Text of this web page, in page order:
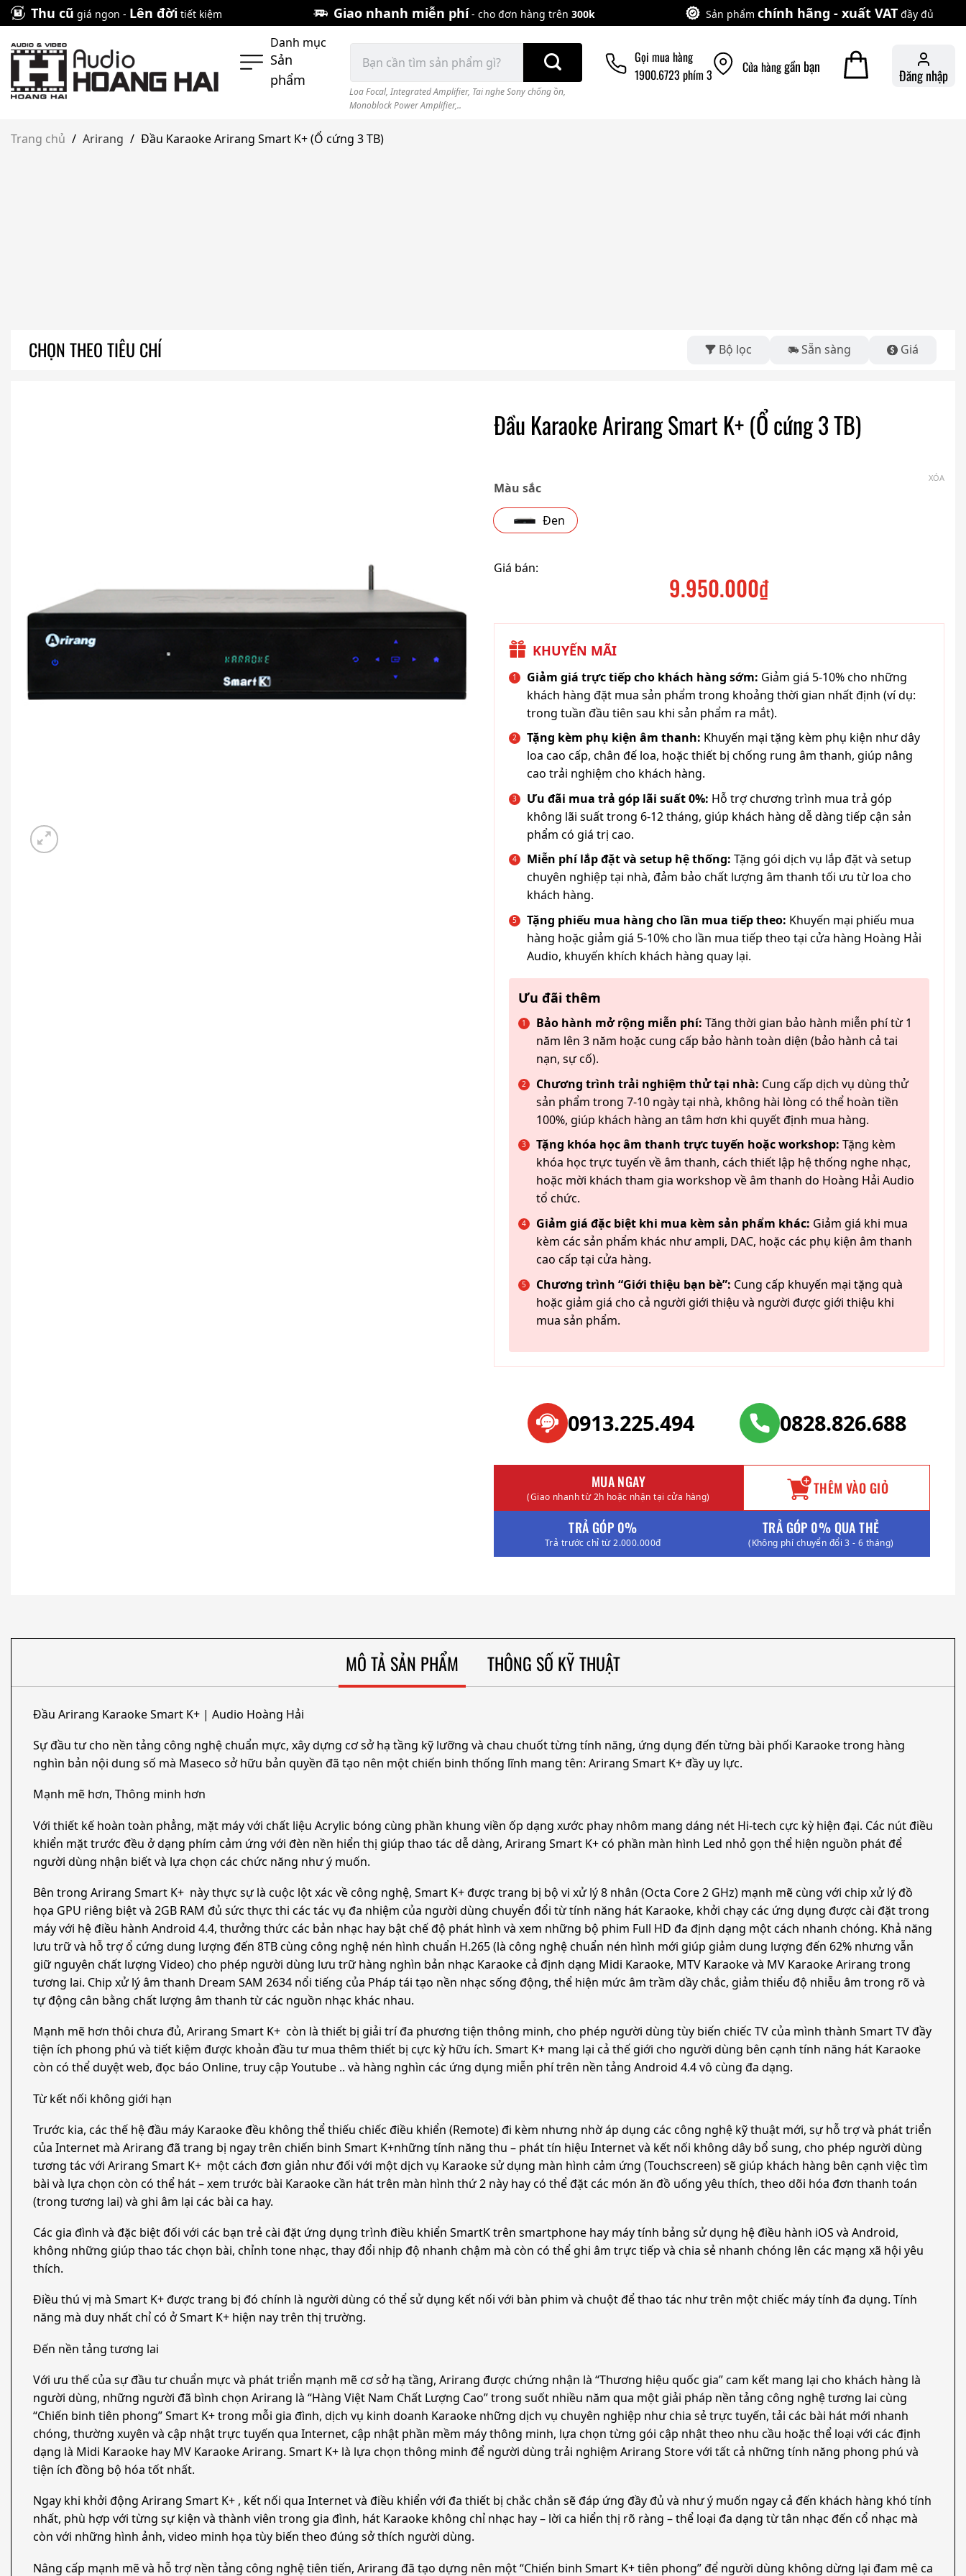
Skip
to
content
Thu cũ giá ngon - Lên đời tiết kiệm Giao nhanh miễn phí- cho đơn hàng trên 300k Sản phẩm chính hãng - xuất VAT đầy đủ
Danh mục
Sản
phẩm
kiếm:
Loa Focal, Integrated Amplifier, Tai nghe Sony chống ồn,
Monoblock Power Amplifier,..
Gọi mua hàng
1900.6723 phím 3
Cửa hànggần bạn Đăng nhập
Trang chủ / Arirang / Đầu Karaoke Arirang Smart K+ (Ổ cứng 3 TB)
CHỌN THEO TIÊU CHÍ Bộ lọc Sẵn sàng Giá
Đầu Karaoke Arirang Smart K+ (Ổ cứng 3 TB)
Màu sắc
Đen
XÓA
Giá bán:
9.950.000₫
KHUYẾN MÃI
Giảm giá trực tiếp cho khách hàng sớm: Giảm giá 5-10% cho những
khách hàng đặt mua sản phẩm trong khoảng thời gian nhất định (ví dụ:
trong tuần đầu tiên sau khi sản phẩm ra mắt).
Tặng kèm phụ kiện âm thanh: Khuyến mại tặng kèm phụ kiện như dây
loa cao cấp, chân đế loa, hoặc thiết bị chống rung âm thanh, giúp nâng
cao trải nghiệm cho khách hàng.
Ưu đãi mua trả góp lãi suất 0%: Hỗ trợ chương trình mua trả góp
không lãi suất trong 6-12 tháng, giúp khách hàng dễ dàng tiếp cận sản
phẩm có giá trị cao.
Miễn phí lắp đặt và setup hệ thống: Tặng gói dịch vụ lắp đặt và setup
chuyên nghiệp tại nhà, đảm bảo chất lượng âm thanh tối ưu từ loa cho
khách hàng.
Tặng phiếu mua hàng cho lần mua tiếp theo: Khuyến mại phiếu mua
hàng hoặc giảm giá 5-10% cho lần mua tiếp theo tại cửa hàng Hoàng Hải
Audio, khuyến khích khách hàng quay lại.
Ưu đãi thêm
Bảo hành mở rộng miễn phí: Tăng thời gian bảo hành miễn phí từ 1
năm lên 3 năm hoặc cung cấp bảo hành toàn diện (bảo hành cả tai
nạn, sự cố).
Chương trình trải nghiệm thử tại nhà: Cung cấp dịch vụ dùng thử
sản phẩm trong 7-10 ngày tại nhà, không hài lòng có thể hoàn tiền
100%, giúp khách hàng an tâm hơn khi quyết định mua hàng.
Tặng khóa học âm thanh trực tuyến hoặc workshop: Tặng kèm
khóa học trực tuyến về âm thanh, cách thiết lập hệ thống nghe nhạc,
hoặc mời khách tham gia workshop về âm thanh do Hoàng Hải Audio
tổ chức.
Giảm giá đặc biệt khi mua kèm sản phẩm khác: Giảm giá khi mua
kèm các sản phẩm khác như ampli, DAC, hoặc các phụ kiện âm thanh
cao cấp tại cửa hàng.
Chương trình “Giới thiệu bạn bè”: Cung cấp khuyến mại tặng quà
hoặc giảm giá cho cả người giới thiệu và người được giới thiệu khi
mua sản phẩm.
0913.225.494 0828.826.688
MUA NGAY
(Giao nhanh từ 2h hoặc nhận tại cửa hàng) THÊM VÀO GIỎ
TRẢ GÓP 0%
Trả trước chỉ từ 2.000.000đ
TRẢ GÓP 0% QUA THẺ
(Không phí chuyển đổi 3 - 6 tháng)
MÔ TẢ SẢN PHẨM THÔNG SỐ KỸ THUẬT
Đầu Arirang Karaoke Smart K+ | Audio Hoàng Hải
Sự đầu tư cho nền tảng công nghệ chuẩn mực, xây dựng cơ sở hạ tầng kỹ lưỡng và chau chuốt từng tính năng, ứng dụng đến từng bài phối Karaoke trong hàng
nghìn bản nội dung số mà Maseco sở hữu bản quyền đã tạo nên một chiến binh thống lĩnh mang tên: Arirang Smart K+ đầy uy lực.
Mạnh mẽ hơn, Thông minh hơn
Với thiết kế hoàn toàn phẳng, mặt máy với chất liệu Acrylic bóng cùng phần khung viền ốp dạng xước phay nhôm mang dáng nét Hi-tech cực kỳ hiện đại. Các nút điều
khiển mặt trước đều ở dạng phím cảm ứng với đèn nền hiển thị giúp thao tác dễ dàng, Arirang Smart K+ có phần màn hình Led nhỏ gọn thể hiện nguồn phát để
người dùng nhận biết và lựa chọn các chức năng như ý muốn.
Bên trong Arirang Smart K+ này thực sự là cuộc lột xác về công nghệ, Smart K+ được trang bị bộ vi xử lý 8 nhân (Octa Core 2 GHz) mạnh mẽ cùng với chip xử lý đồ
họa GPU riêng biệt và 2GB RAM đủ sức thực thi các tác vụ đa nhiệm của người dùng chuyển đổi từ tính năng hát Karaoke, khởi chạy các ứng dụng được cài đặt trong
máy với hệ điều hành Android 4.4, thưởng thức các bản nhạc hay bật chế độ phát hình và xem những bộ phim Full HD đa định dạng một cách nhanh chóng. Khả năng
lưu trữ và hỗ trợ ổ cứng dung lượng đến 8TB cùng công nghệ nén hình chuẩn H.265 (là công nghệ chuẩn nén hình mới giúp giảm dung lượng đến 62% nhưng vẫn
giữ nguyên chất lượng Video) cho phép người dùng lưu trữ hàng nghìn bản nhạc Karaoke cả định dạng Midi Karaoke, MTV Karaoke và MV Karaoke Arirang trong
tương lai. Chip xử lý âm thanh Dream SAM 2634 nổi tiếng của Pháp tái tạo nền nhạc sống động, thể hiện mức âm trầm dầy chắc, giảm thiểu độ nhiễu âm trong rõ và
tự động cân bằng chất lượng âm thanh từ các nguồn nhạc khác nhau.
Mạnh mẽ hơn thôi chưa đủ, Arirang Smart K+ còn là thiết bị giải trí đa phương tiện thông minh, cho phép người dùng tùy biến chiếc TV của mình thành Smart TV đầy
tiện ích phong phú và tiết kiệm được khoản đầu tư mua thêm thiết bị cực kỳ hữu ích. Smart K+ mang lại cả thế giới cho người dùng bên cạnh tính năng hát Karaoke
còn có thể duyệt web, đọc báo Online, truy cập Youtube .. và hàng nghìn các ứng dụng miễn phí trên nền tảng Android 4.4 vô cùng đa dạng.
Từ kết nối không giới hạn
Trước kia, các thế hệ đầu máy Karaoke đều không thể thiếu chiếc điều khiển (Remote) đi kèm nhưng nhờ áp dụng các công nghệ kỹ thuật mới, sự hỗ trợ và phát triển
của Internet mà Arirang đã trang bị ngay trên chiến binh Smart K+những tính năng thu – phát tín hiệu Internet và kết nối không dây bổ sung, cho phép người dùng
tương tác với Arirang Smart K+ một cách đơn giản như đối với một dịch vụ Karaoke sử dụng màn hình cảm ứng (Touchscreen) sẽ giúp khách hàng bên cạnh việc tìm
bài và lựa chọn còn có thể hát – xem trước bài Karaoke cần hát trên màn hình thứ 2 này hay có thể đặt các món ăn đồ uống yêu thích, theo dõi hóa đơn thanh toán
(trong tương lai) và ghi âm lại các bài ca hay.
Các gia đình và đặc biệt đối với các bạn trẻ cài đặt ứng dụng trình điều khiển SmartK trên smartphone hay máy tính bảng sử dụng hệ điều hành iOS và Android,
không những giúp thao tác chọn bài, chỉnh tone nhạc, thay đổi nhịp độ nhanh chậm mà còn có thể ghi âm trực tiếp và chia sẻ nhanh chóng lên các mạng xã hội yêu
thích.
Điều thú vị mà Smart K+ được trang bị đó chính là người dùng có thể sử dụng kết nối với bàn phim và chuột để thao tác như trên một chiếc máy tính đa dụng. Tính
năng mà duy nhất chỉ có ở Smart K+ hiện nay trên thị trường.
Đến nền tảng tương lai
Với ưu thế của sự đầu tư chuẩn mực và phát triển mạnh mẽ cơ sở hạ tầng, Arirang được chứng nhận là “Thương hiệu quốc gia” cam kết mang lại cho khách hàng là
người dùng, những người đã bình chọn Arirang là “Hàng Việt Nam Chất Lượng Cao” trong suốt nhiều năm qua một giải pháp nền tảng công nghệ tương lai cùng
“Chiến binh tiên phong” Smart K+ trong mỗi gia đình, dịch vụ kinh doanh Karaoke những dịch vụ chuyên nghiệp như chia sẻ trực tuyến, tải các bài hát mới nhanh
chóng, thường xuyên và cập nhật trực tuyến qua Internet, cập nhật phần mềm máy thông minh, lựa chọn từng gói cập nhật theo nhu cầu hoặc thể loại với các định
dạng là Midi Karaoke hay MV Karaoke Arirang. Smart K+ là lựa chọn thông minh để người dùng trải nghiệm Arirang Store với tất cả những tính năng phong phú và
tiện ích đồng bộ hóa tốt nhất.
Ngay khi khởi động Arirang Smart K+ , kết nối qua Internet và điều khiển với đa thiết bị chắc chắn sẽ đáp ứng đầy đủ và như ý muốn ngay cả đến khách hàng khó tính
nhất, phù hợp với từng sự kiện và thành viên trong gia đình, hát Karaoke không chỉ nhạc hay – lời ca hiển thị rõ ràng – thể loại đa dạng từ tân nhạc đến cổ nhạc mà
còn với những hình ảnh, video minh họa tùy biến theo đúng sở thích người dùng.
Nâng cấp mạnh mẽ và hỗ trợ nền tảng công nghệ tiên tiến, Arirang đã tạo dựng nên một “Chiến binh Smart K+ tiên phong” để người dùng không dừng lại đam mê ca